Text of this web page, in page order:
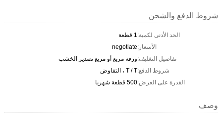
شروط الدفع والشحن
الحد الأدنى لكمية:1 قطعة
الأسعار:negotiate
تفاصيل التغليف:ورقة مربع أو مربع تصدير الخشب
شروط الدفع:T / T ، التفاوض
القدرة على العرض:500 قطعة شهريا
وصف